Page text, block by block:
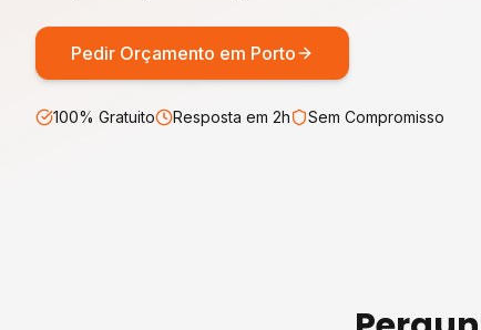
Pedir Orçamento em Porto
100% Gratuito Resposta em 2h Sem Compromisso